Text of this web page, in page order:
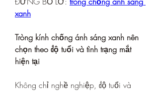
xanh
Tròng kính chống ánh sáng xanh nên
chọn theo độ tuổi và tình trạng mắt
hiện tại
Không chỉ nghề nghiệp, độ tuổi và